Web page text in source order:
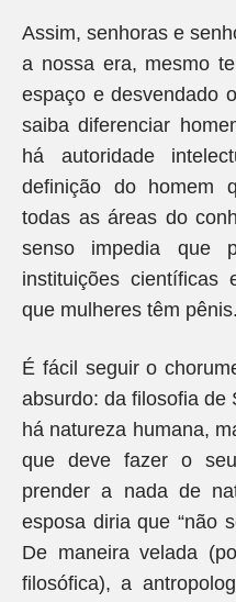
Assim, senhoras e
a nossa era, mesmo
espaço e desvendado
saiba diferenciar
há autoridade
definição do homem
todas as áreas do
senso impedia que
instituições científicas
que mulheres têm pênis.
É fácil seguir o
absurdo: da filosofia de
há natureza humana,
que deve fazer o
prender a nada de
esposa diria que “não
De maneira velada
filosófica), a